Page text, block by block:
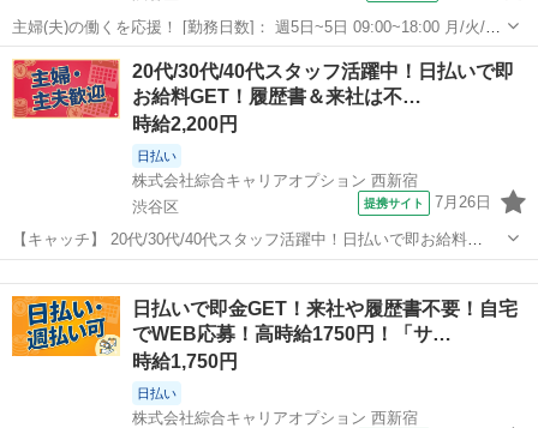
主婦(夫)の働くを応援！ [勤務日数]： 週5日~5日 09:00~18:00 月/火/水/
木/金/土/日 などから選べます [勤務地・最寄駅]： 東京都渋谷区本町１
－３０－１５ New River HATSUDAI １...
東京 渋谷区 一般事務
20代/30代/40代スタッフ活躍中！日払いで即
お給料GET！履歴書＆来社は不…
時給2,200円
日払い
株式会社綜合キャリアオプション 西新宿
渋谷区
提携サイト 7月26日
【キャッチ】 20代/30代/40代スタッフ活躍中！日払いで即お給料
GET！履歴書＆来社は不要！自宅で完結WEB応募！高時給2200円！契
約手続き/登録！渋谷駅エリア 【コメント】 ＼★☆大人気のオフィス
ワーク案件多数☆★...日払いで即金GET！来社や履歴書不要！自宅
でWEB応募！高時給1750円！「サ…
時給1,750円
日払い
株式会社綜合キャリアオプション 西新宿